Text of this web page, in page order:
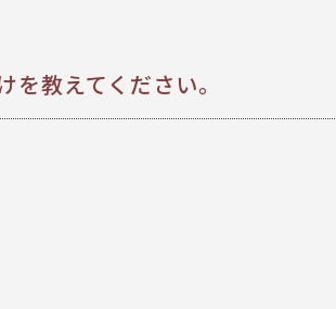
を教えてください。